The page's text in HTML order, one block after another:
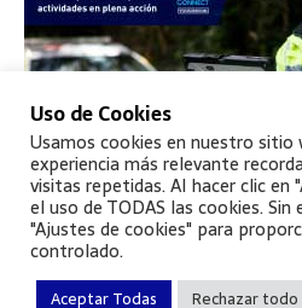
Uso de Cookies
Usamos cookies en nuestro sitio
experiencia más relevante
visitas repetidas. Al hacer clic en
el uso de TODAS las cookies.
"Ajustes de cookies" para
controlado.
Aceptar Todas Rechazar todo